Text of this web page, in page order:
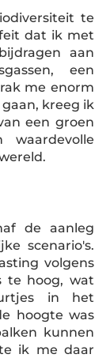
te
dat ik met
aan
een
me enorm
kreeg ik
een groen
de aanleg
scenario's.
volgens
te hoog, wat
in het
hoogte was
kunnen
ik me daar